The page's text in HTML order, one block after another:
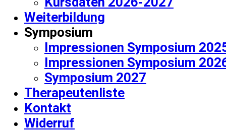
Weiterbildung
Symposium
Impressionen Symposium
Impressionen Symposium
Symposium 2027
Therapeutenliste
Kontakt
Widerruf